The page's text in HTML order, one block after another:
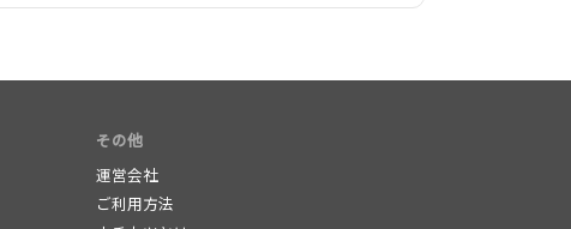
その他
運営会社
ご利用方法